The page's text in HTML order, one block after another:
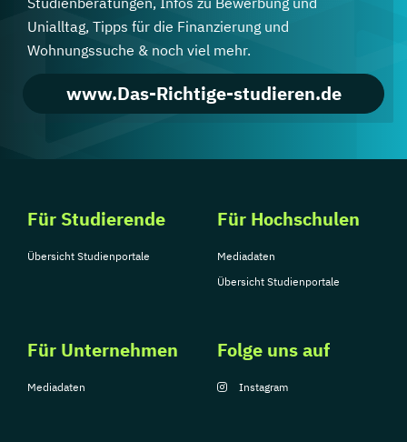
Unialltag, Tipps für die Finanzierung und
Wohnungssuche & noch viel mehr.
www.Das-Richtige-studieren.de
Für Studierende
Übersicht Studienportale
Für Hochschulen
Mediadaten
Übersicht Studienportale
Für Unternehmen
Mediadaten
Folge uns auf
Instagram